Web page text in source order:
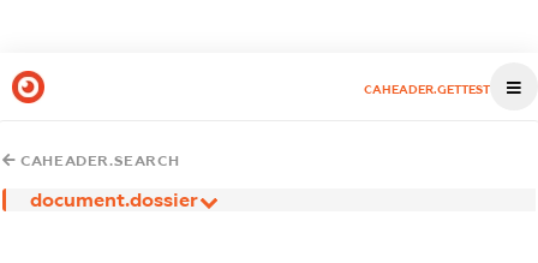
CAHEADER.GETTEST
CAHEADER.SEARCH
document.dossier